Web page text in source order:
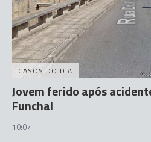
CASOS DO DIA
Jovem ferido após
Funchal
10:07